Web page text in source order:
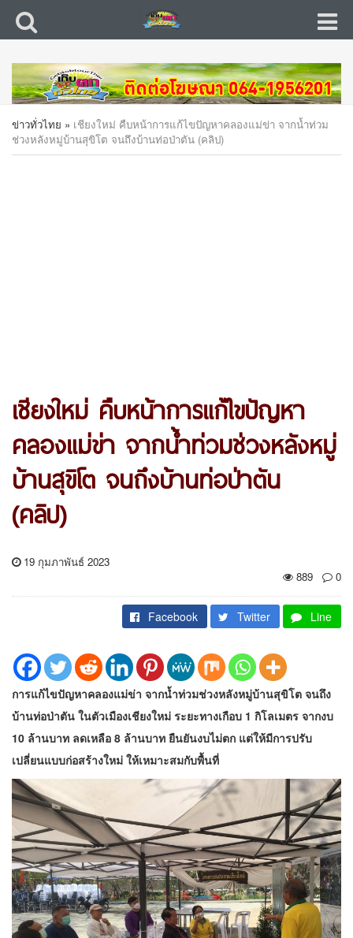
ข่าวทั่วไทย » เชียงใหม่ คืบหน้าการแก้ไขปัญหาคลองแม่ข่า จากน้ำท่วม
ช่วงหลังหมู่บ้านสุขิโต จนถึงบ้านท่อป่าตัน (คลิป)
เชียงใหม่ คืบหน้าการแก้ไขปัญหา
คลองแม่ข่า จากน้ำท่วมช่วงหลังหมู่
บ้านสุขิโต จนถึงบ้านท่อป่าตัน
(คลิป)
19 กุมภาพันธ์ 2023
889
0
Facebook Twitter Line
การแก้ไขปัญหาคลองแม่ข่า จากน้ำท่วมช่วงหลังหมู่บ้านสุขิโต จนถึง
บ้านท่อป่าตัน ในตัวเมืองเชียงใหม่ ระยะทางเกือบ 1 กิโลเมตร จากงบ
10 ล้านบาท ลดเหลือ 8 ล้านบาท ยืนยันงบไม่ตก แต่ให้มีการปรับ
เปลี่ยนแบบก่อสร้างใหม่ ให้เหมาะสมกับพื้นที่